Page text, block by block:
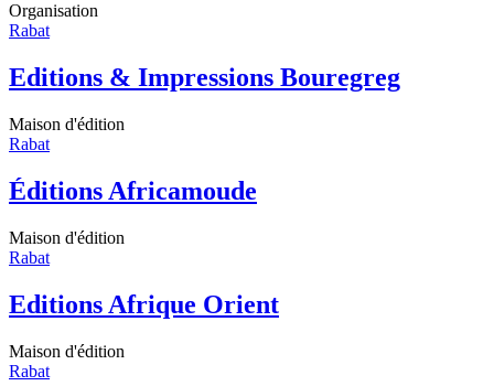
Organisation
Rabat
Editions & Impressions Bouregreg
Maison d'édition
Rabat
Éditions Africamoude
Maison d'édition
Rabat
Editions Afrique Orient
Maison d'édition
Rabat